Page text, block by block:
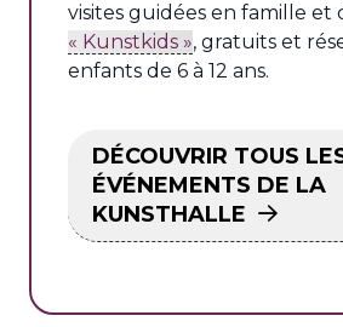
visites guidées en famille et
« Kunstkids », gratuits et
enfants de 6 à 12 ans.
DÉCOUVRIR TOUS
ÉVÉNEMENTS DE LA
KUNSTHALLE